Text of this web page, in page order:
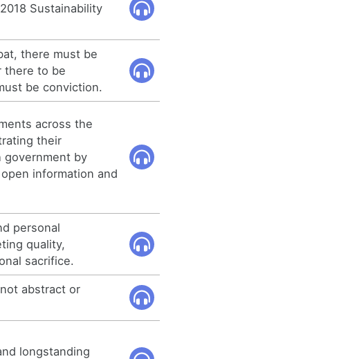
Sustainability
there must be
there to be
be conviction.
across the
their
government by
information and
personal
quality,
sacrifice.
abstract or
longstanding